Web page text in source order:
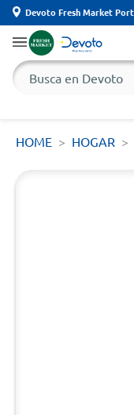
Devoto Fresh Market
HOME HOGAR